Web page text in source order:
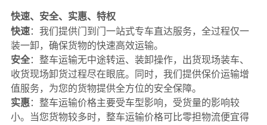
快速、安全、实惠、特权
快速：我们提供门到门一站式专车直达服务，全过程仅一
装一卸，确保货物的快速高效运输。
安全：整车运输无中途转运、装卸操作，出货现场装车、
收货现场卸货过程尽在眼底。同时，我们提供保价运输增
值服务，为您的货物提供全方位的安全保障。
实惠：整车运输价格主要受车型影响，受货量的影响较
小。当您货物较多时，整车运输价格可比零担物流便宜得